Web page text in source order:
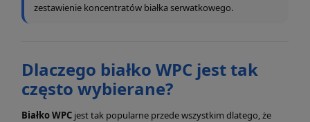
zestawienie koncentratów białka serwatkowego.
Dlaczego białko WPC jest tak
często wybierane?
Białko WPC jest tak popularne przede wszystkim dlatego, że